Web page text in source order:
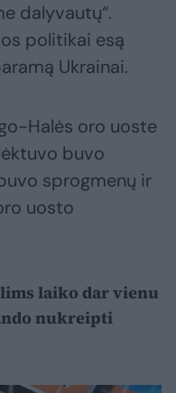
dalyvautų“.
politikai esą
Ukrainai.
Halės oro uoste
buvo
sprogmenų ir
uosto
laiko dar vienu
nukreipti